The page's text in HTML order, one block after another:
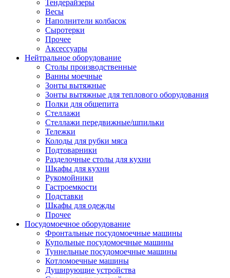
Тендерайзеры
Весы
Наполнители колбасок
Сыротерки
Прочее
Аксессуары
Нейтральное оборудование
Столы производственные
Ванны моечные
Зонты вытяжные
Зонты вытяжные для теплового оборудования
Полки для общепита
Стеллажи
Стеллажи передвижные/шпильки
Тележки
Колоды для рубки мяса
Подтоварники
Разделочные столы для кухни
Шкафы для кухни
Рукомойники
Гастроемкости
Подставки
Шкафы для одежды
Прочее
Посудомоечное оборудование
Фронтальные посудомоечные машины
Купольные посудомоечные машины
Туннельные посудомоечные машины
Котломоечные машины
Душирующие устройства